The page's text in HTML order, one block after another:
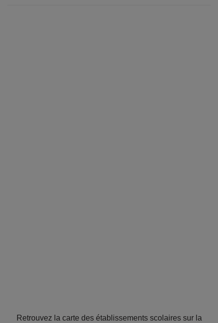
Retrouvez la carte des établissements scolaires sur la